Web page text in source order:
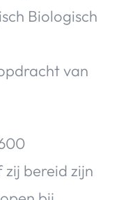
van
bereid zijn